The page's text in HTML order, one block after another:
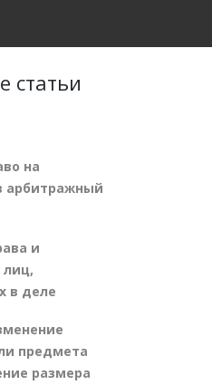
статьи
на
арбитражный
и
лиц,
в деле
предмета
размера